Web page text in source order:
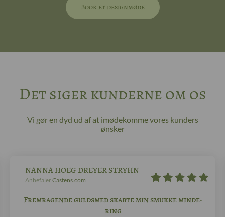
Book et designmøde
Det siger kunderne om os
Vi gør en dyd ud af at imødekomme vores kunders
ønsker
NANNA HOEG DREYER STRYHN
Anbefaler Castens.com
Fremragende guldsmed skabte min smukke minde-
ring